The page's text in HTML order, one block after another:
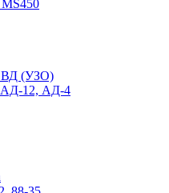
ВД (УЗО)
АД-12, АД-4